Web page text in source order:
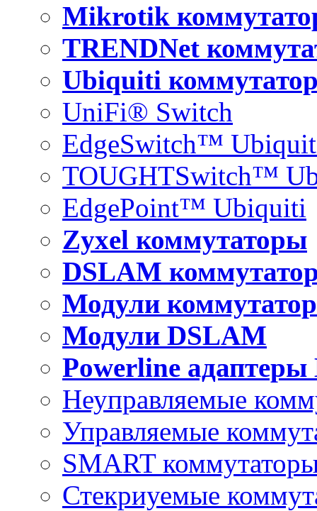
Mikrotik
TRENDNet
Ubiquiti
UniFi® Switch
EdgeSwitch™
TOUGHTSwitch™
EdgePoint™ Ubiquiti
Zyxel коммутаторы
DSLAM
Модули
Модули DSLAM
Powerline адаптеры
Неуправляемые
Управляемые
SMART
Стекриуемые